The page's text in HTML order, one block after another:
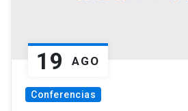
19 AGO
Conferencias